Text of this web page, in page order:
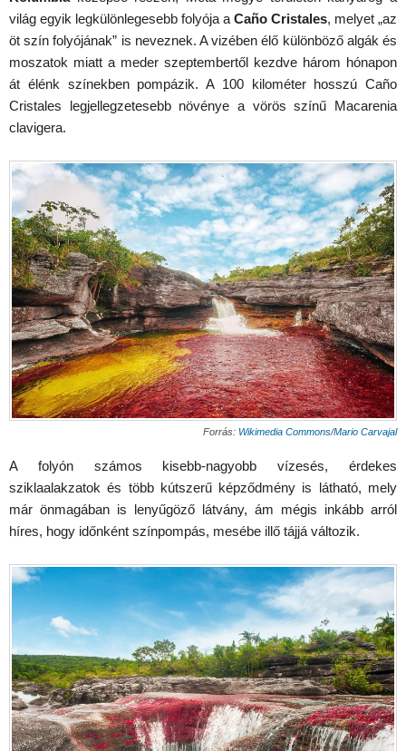
világ egyik legkülönlegesebb folyója a Caño Cristales, melyet „az
öt szín folyójának” is neveznek. A vizében élő különböző algák és
moszatok miatt a meder szeptembertől kezdve három hónapon
át élénk színekben pompázik. A 100 kilométer hosszú Caño
Cristales legjellegzetesebb növénye a vörös színű Macarenia
clavigera.
Forrás: Wikimedia Commons/Mario Carvajal
A folyón számos kisebb-nagyobb vízesés, érdekes
sziklaalakzatok és több kútszerű képződmény is látható, mely
már önmagában is lenyűgöző látvány, ám mégis inkább arról
híres, hogy időnként színpompás, mesébe illő tájjá változik.